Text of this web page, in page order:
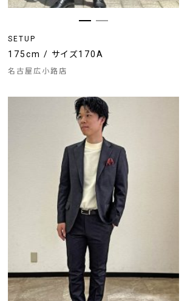
SETUP
175cm / サイズ170A
名古屋広小路店